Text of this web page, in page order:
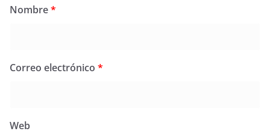
Nombre*
Correo electrónico *
Web